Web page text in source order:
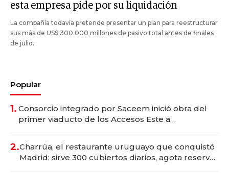
esta empresa pide por su liquidación
La compañía todavía pretende presentar un plan para reestructurar
sus más de US$ 300.000 millones de pasivo total antes de finales
de julio.
Popular
1. Consorcio integrado por Saceem inició obra del
primer viaducto de los Accesos Este a
2.Charrúa, el restaurante uruguayo que conquistó
Madrid: sirve 300 cubiertos diarios, agota reservas